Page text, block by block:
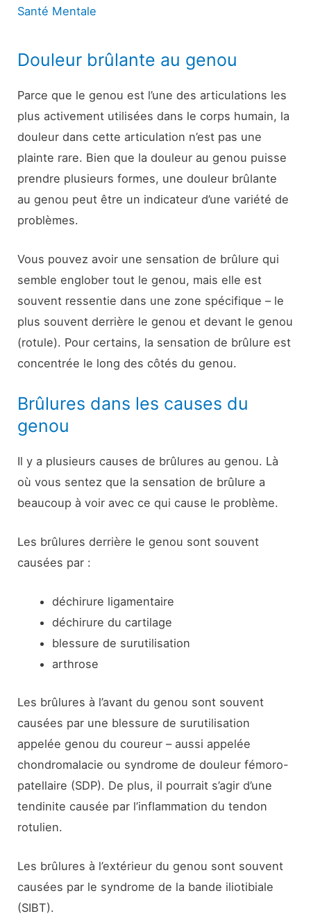
Santé Mentale
Douleur brûlante au genou
Parce que le genou est l’une des articulations les
plus activement utilisées dans le corps humain, la
douleur dans cette articulation n’est pas une
plainte rare. Bien que la douleur au genou puisse
prendre plusieurs formes, une douleur brûlante
au genou peut être un indicateur d’une variété de
problèmes.
Vous pouvez avoir une sensation de brûlure qui
semble englober tout le genou, mais elle est
souvent ressentie dans une zone spécifique – le
plus souvent derrière le genou et devant le genou
(rotule). Pour certains, la sensation de brûlure est
concentrée le long des côtés du genou.
Brûlures dans les causes du
genou
Il y a plusieurs causes de brûlures au genou. Là
où vous sentez que la sensation de brûlure a
beaucoup à voir avec ce qui cause le problème.
Les brûlures derrière le genou sont souvent
causées par :
déchirure ligamentaire
déchirure du cartilage
blessure de surutilisation
arthrose
Les brûlures à l’avant du genou sont souvent
causées par une blessure de surutilisation
appelée genou du coureur – aussi appelée
chondromalacie ou syndrome de douleur fémoro-
patellaire (SDP). De plus, il pourrait s’agir d’une
tendinite causée par l’inflammation du tendon
rotulien.
Les brûlures à l’extérieur du genou sont souvent
causées par le syndrome de la bande iliotibiale
(SIBT).